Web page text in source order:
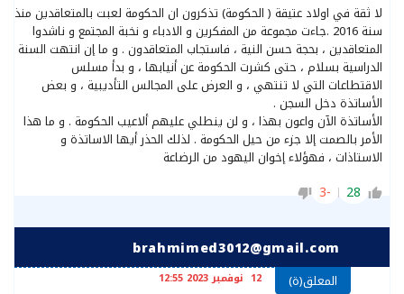
لا ثقة في اولاد عتيقة ( الحكومة) تذكرون ان الحكومة لعبت بالمتعاقدين منذ
سنة 2016 .جاءت مجموعة من المفكرين و الادباء و نخبة المجتمع و ناشدوا
المتعاقدين ، بحجة حسن النية ، فاستجاب المتعاقدون . و ما إن انتهت السنة
الدراسية بسلام ، حتى كشرت الحكومة عن أنيابها ، و بدأ مسلس
الاقتطاعات التي لا تنتهي ، و العرض على المجالس التأديبية ، و بعض
الأساتذة دخل السجن .
الأساتذة الآن واعون بهذا ، و لن ينطلي عليهم ألاعيب الحكومة . و ما هذا
الأمر بالصمت إلا جزء من حيل الحكومة . لذلك الحذر أيها الاساتذة و
الاستاذات ، فهؤلاء إخوان اليهود من الرضاعة
28
-3
brahmimed3012@gmail.com
المعلق(ة) 12 نوفمبر 2023 12:55